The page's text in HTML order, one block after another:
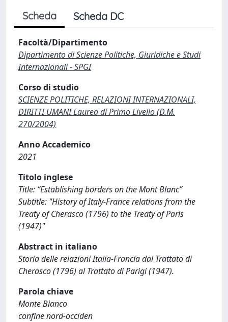
Scheda Scheda DC
Facoltà/Dipartimento
Dipartimento di Scienze Politiche, Giuridiche e Studi
Internazionali - SPGI
Corso di studio
SCIENZE POLITICHE, RELAZIONI INTERNAZIONALI,
DIRITTI UMANI Laurea di Primo Livello (D.M.
270/2004)
Anno Accademico
2021
Titolo inglese
Title: “Establishing borders on the Mont Blanc”
Subtitle: "History of Italy-France relations from the
Treaty of Cherasco (1796) to the Treaty of Paris
(1947)"
Abstract in italiano
Storia delle relazioni Italia-Francia dal Trattato di
Cherasco (1796) al Trattato di Parigi (1947).
Parola chiave
Monte Bianco
confine nord-occiden